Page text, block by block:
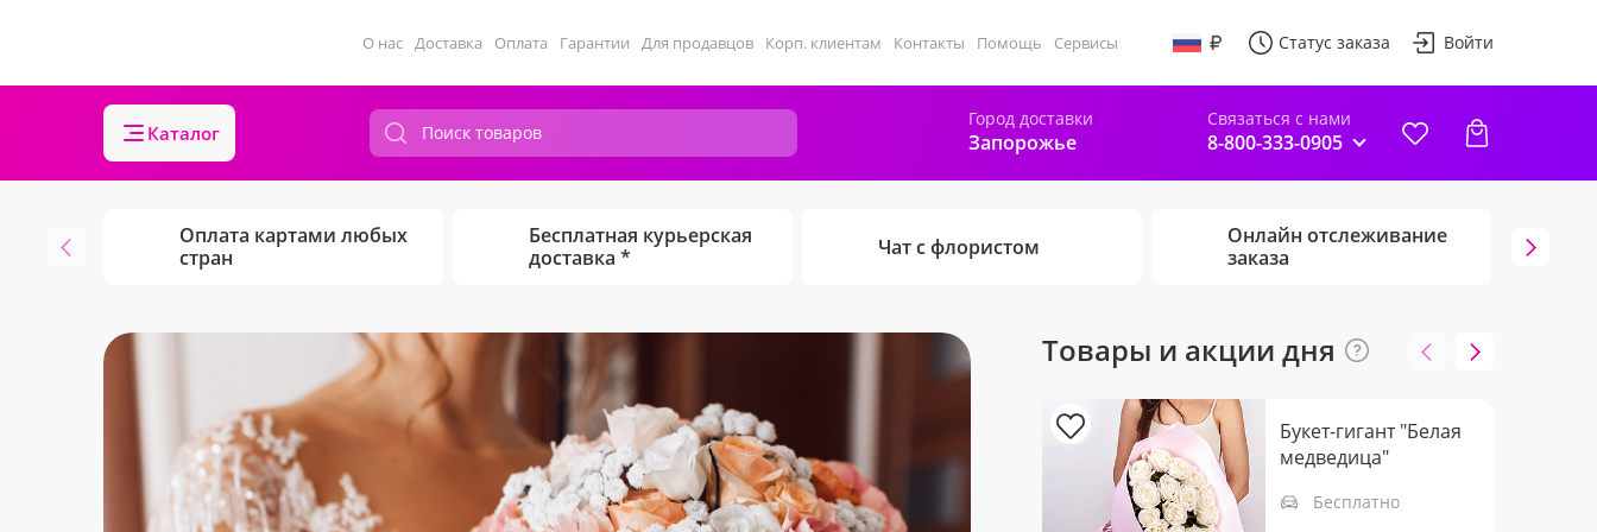
О нас Доставка Оплата Гарантии Для продавцов Корп. клиентам Контакты Помощь Сервисы Статус заказа Войти
Каталог
Город доставки
Запорожье
Связаться с нами
8-800-333-0905
Оплата картами любых
стран
Бесплатная курьерская
доставка *
Чат с флористом
Онлайн отслеживание
заказа
Товары и акции дня
Букет-гигант "Белая
медведица"
Бесплатно